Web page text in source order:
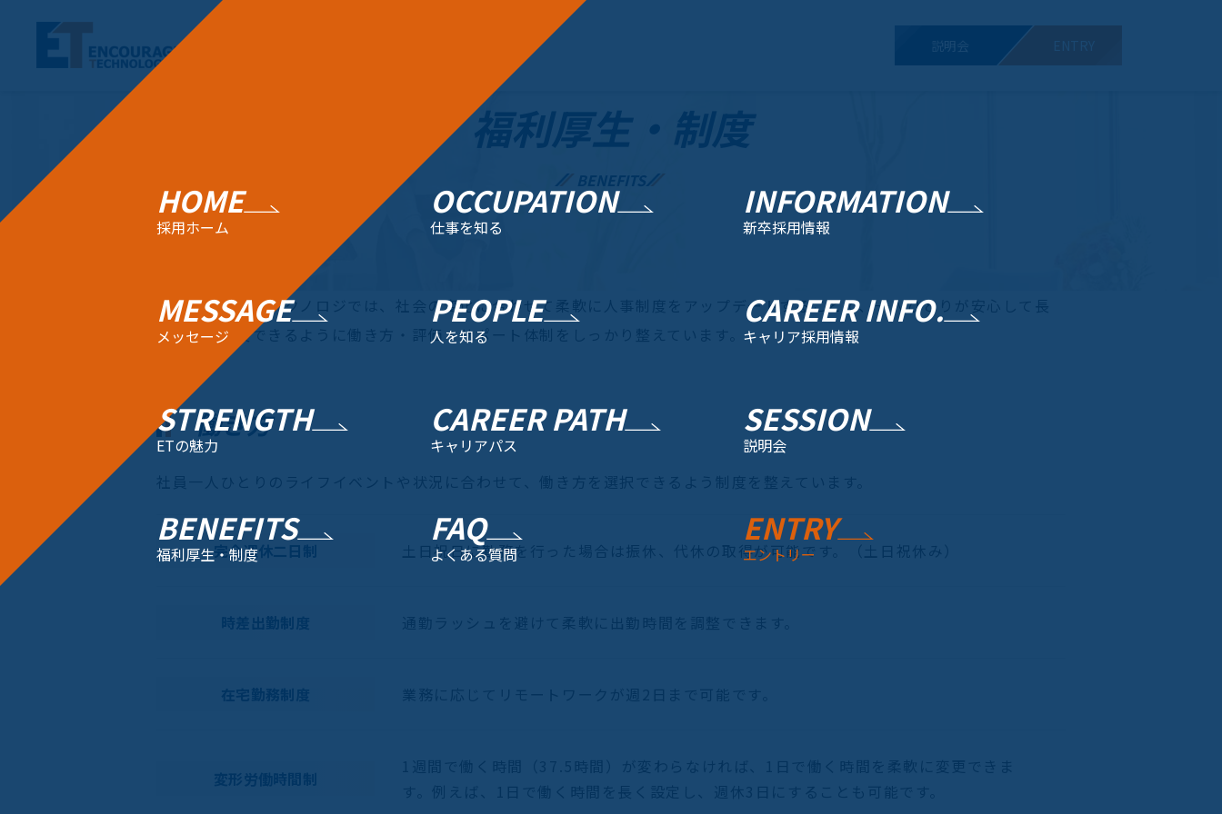
説明会 ENTRY
HOME
採用ホーム
MESSAGE
メッセージ
STRENGTH
ETの魅力
BENEFITS
福利厚生・制度
OCCUPATION
仕事を知る
PEOPLE
人を知る
CAREER PATH
キャリアパス
FAQ
よくある質問
INFORMATION
新卒採用情報
CAREER INFO.
キャリア採用情報
SESSION
説明会
ENTRY
エントリー
福利厚生・制度
BENEFITS
エンカレッジ・テクノロジでは、社会の変化に合わせて柔軟に人事制度をアップデートすることで、一人ひとりが安心して長
く働き、成長できるように働き方・評価・サポート体制をしっかり整えています。
働き方
完全週休二日制 土日祝日に勤務を行った場合は振休、代休の取得が可能です。（土日祝休み）
時差出勤制度
在宅勤務制度
変形労働時間制